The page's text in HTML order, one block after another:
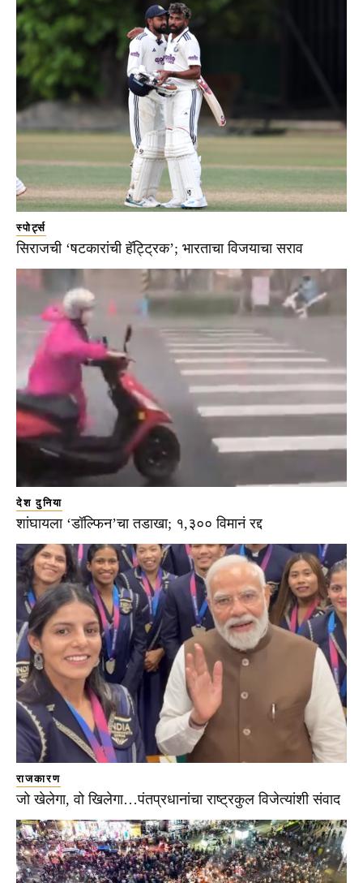
स्पोर्ट्स
सिराजची ‘षटकारांची हॅट्ट्रिक’; भारताचा विजयाचा सराव
देश दुनिया
शांघायला ‘डॉल्फिन’चा तडाखा; १,३०० विमानं रद्द
राजकारण
जो खेलेगा, वो खिलेगा…पंतप्रधानांचा राष्ट्रकुल विजेत्यांशी संवाद